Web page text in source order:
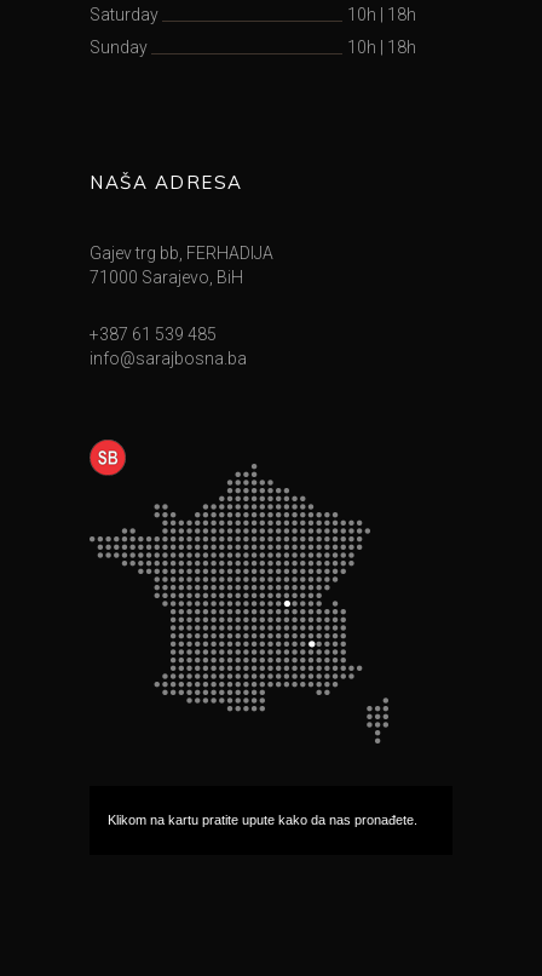
Saturday
10h
18h
Sunday
10h 18h
NAŠA ADRESA
Gajev trg bb, FERHADIJA
71000 Sarajevo, BiH
+387 61 539 485
info@sarajbosna.ba
Klikom na kartu pratite upute kako da nas pronađete.